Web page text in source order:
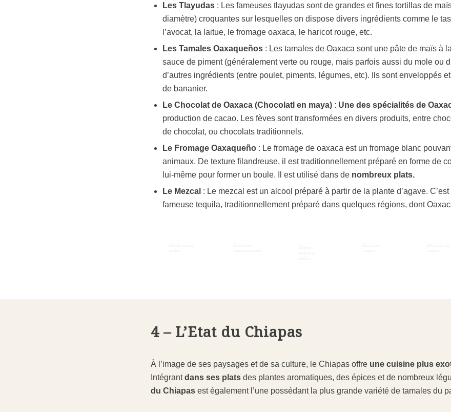
Les Tlayudas: Les fameuses tlayudas sont de grandes et fines tortillas de
diamètre) croquantes sur lesquelles on dispose divers ingrédients comme le
l’avocat, la laitue, le fromage oaxaca, le haricot rouge, etc.
Les Tamales Oaxaqueños: Les tamales de Oaxaca sont une pâte de maïs à
sauce de piment (généralement verte ou rouge, mais parfois aussi du mole ou
d’autres ingrédients (entre poulet, piments, légumes, etc). Ils sont enveloppés
de bananier.
Le Chocolat de Oaxaca (Chocolatl en maya): Une des spécialités de
production de cacao. Les fèves sont transformées en divers produits, entre
de chocolat, ou chocolats traditionnels.
Le Fromage Oaxaqueño: Le fromage de oaxaca est un fromage blanc
animaux. De texture filandreuse, il est traditionnellement préparé en forme de
lui-même pour former un boule. Il est utilisé dans de nombreux plats.
Le Mezcal : Le mezcal est un alcool préparé à partir de la plante d’agave.
fameuse tequila, traditionnellement préparé dans quelques régions, dont
4 – L’Etat du Chiapas
À l’image de ses paysages et de sa culture, le Chiapas offre une cuisine plus
Intégrantdans ses platsdes plantes aromatiques, des épices et de nombreux
du Chiapasest également l’une possédant la plus grande variété de tamales du